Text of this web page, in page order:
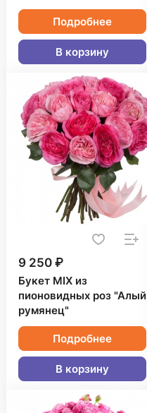
Подробнее
В корзину
9 250 ₽
Букет MIX из
пионовидных роз "Алый
румянец"
Подробнее
В корзину